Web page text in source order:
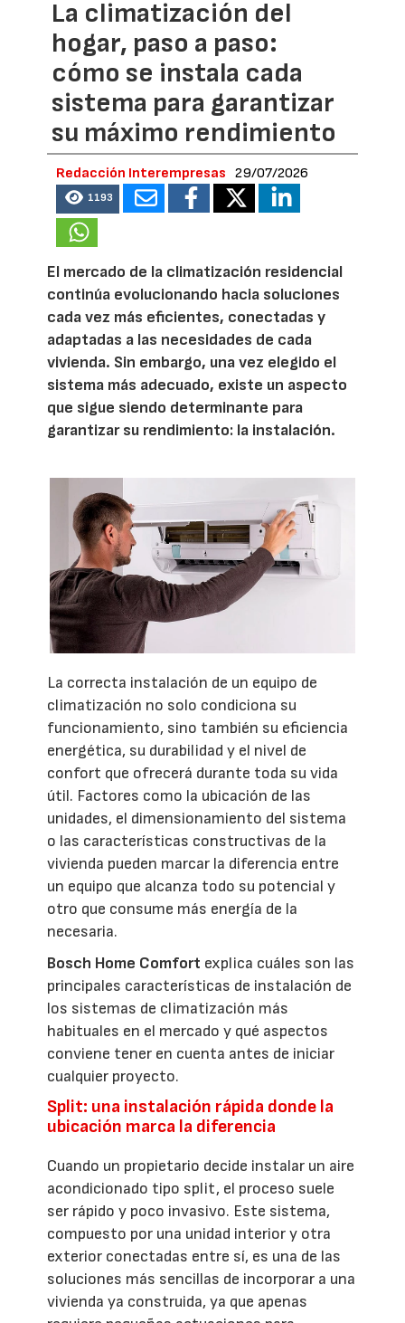
La climatización del
hogar, paso a paso:
cómo se instala cada
sistema para garantizar
su máximo rendimiento
Redacción Interempresas 29/07/2026
1193
El mercado de la climatización residencial
continúa evolucionando hacia soluciones
cada vez más eficientes, conectadas y
adaptadas a las necesidades de cada
vivienda. Sin embargo, una vez elegido el
sistema más adecuado, existe un aspecto
que sigue siendo determinante para
garantizar su rendimiento: la instalación.
La correcta instalación de un equipo de
climatización no solo condiciona su
funcionamiento, sino también su eficiencia
energética, su durabilidad y el nivel de
confort que ofrecerá durante toda su vida
útil. Factores como la ubicación de las
unidades, el dimensionamiento del sistema
o las características constructivas de la
vivienda pueden marcar la diferencia entre
un equipo que alcanza todo su potencial y
otro que consume más energía de la
necesaria.
Bosch Home Comfort explica cuáles son las
principales características de instalación de
los sistemas de climatización más
habituales en el mercado y qué aspectos
conviene tener en cuenta antes de iniciar
cualquier proyecto.
Split: una instalación rápida donde la
ubicación marca la diferencia
Cuando un propietario decide instalar un aire
acondicionado tipo split, el proceso suele
ser rápido y poco invasivo. Este sistema,
compuesto por una unidad interior y otra
exterior conectadas entre sí, es una de las
soluciones más sencillas de incorporar a una
vivienda ya construida, ya que apenas